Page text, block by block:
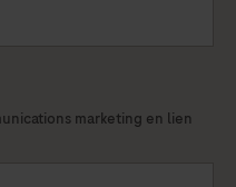
marketing en lien